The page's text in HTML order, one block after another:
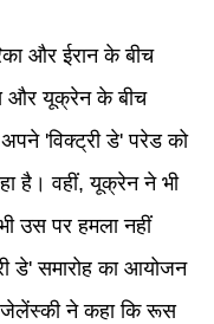
और ईरान के बीच
और यूक्रेन के बीच
'विक्ट्री डे' परेड को
है। वहीं, यूक्रेन ने भी
उस पर हमला नहीं
डे' समारोह का आयोजन
जेलेंस्की ने कहा कि रूस